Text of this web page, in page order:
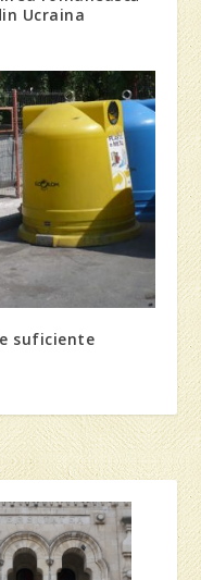
Ucraina
suficiente